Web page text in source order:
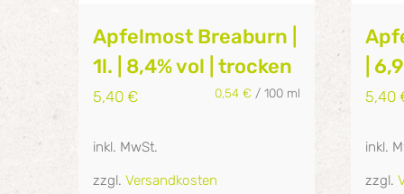
Apfelmost Breaburn |
1l. | 8,4% vol | trocken
5,40 € 0,54 € / 100 ml
inkl. MwSt.
zzgl. Versandkosten
|
5,40
inkl.
zzgl.